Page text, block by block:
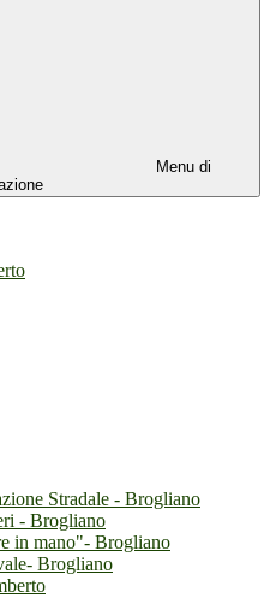
Menu di
Stradale - Brogliano
- Brogliano
in mano"- Brogliano
Brogliano